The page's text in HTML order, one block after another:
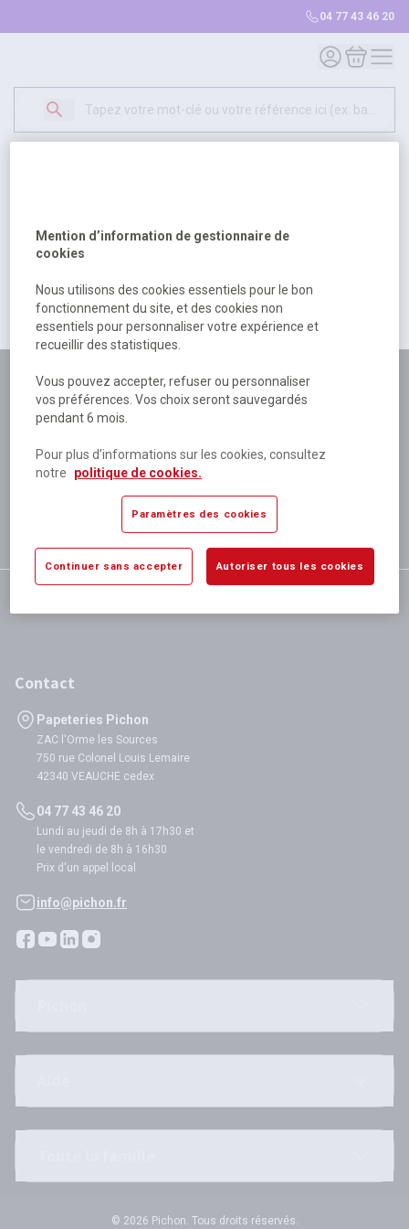
04 77 43 46 20
Mon compte
Mon
500
excuser pour la gêne occasionée.
Retour Retour à l'accueil
Plus de 180 personnes
à votre écoute
Plus de 80 000 références
disponibles
Expédition le jour même
si validation avant 12h
satisfaction totale
Contact
Papeteries Pichon
ZAC l'Orme les Sources
750 rue Colonel Louis Lemaire
42340 VEAUCHE cedex
04 77 43 46 20
Lundi au jeudi de 8h à 17h30 et
le vendredi de 8h à 16h30
Prix d'un appel local
info@pichon.fr
© 2026 Pichon. Tous droits réservés.
Mention d’information de gestionnaire de
cookies
Nous utilisons des cookies essentiels pour le bon
fonctionnement du site, et des cookies non
essentiels pour personnaliser votre expérience et
recueillir des statistiques.
Vous pouvez accepter, refuser ou personnaliser
vos préférences. Vos choix seront sauvegardés
pendant 6 mois.
Pour plus d’informations sur les cookies, consultez
notre
politique de cookies.
Paramètres des cookies
Continuer sans accepter Autoriser tous les cookies